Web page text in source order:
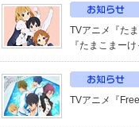
TVアニメ『た
『たまこまー
TVアニメ『